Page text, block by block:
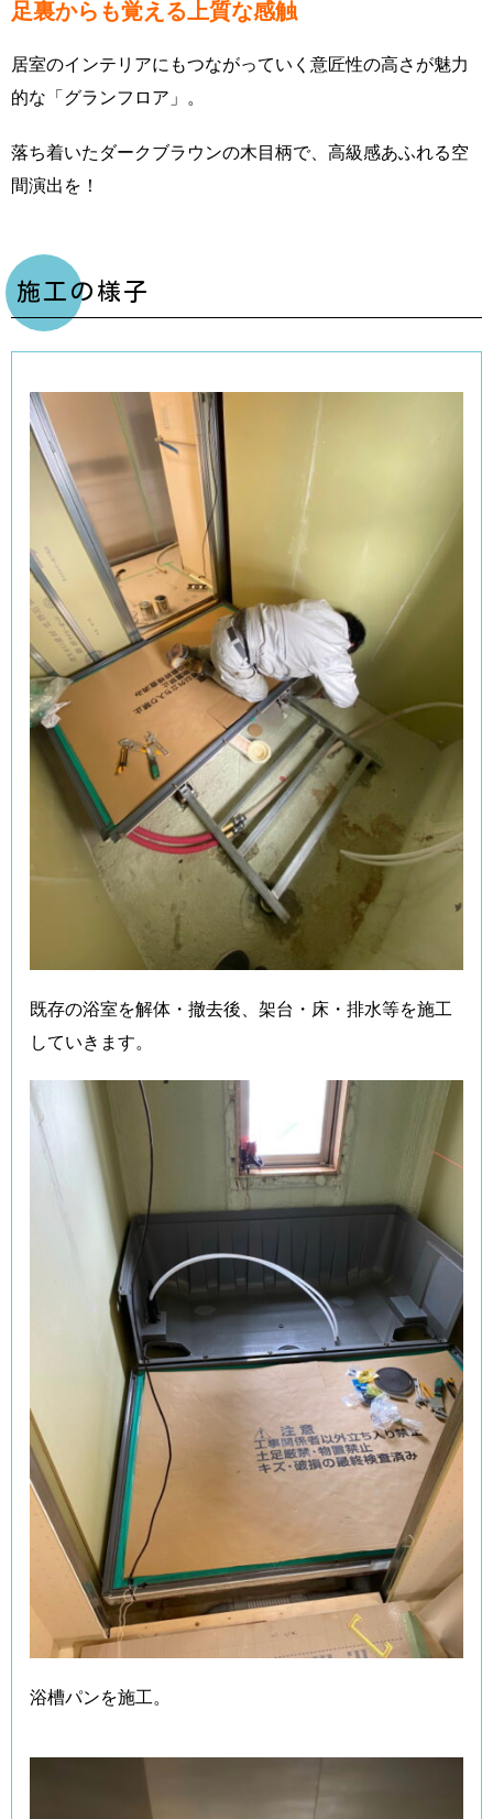
足裏からも覚える上質な感触
居室のインテリアにもつながっていく意匠性の高さが魅力
的な「グランフロア」。
落ち着いたダークブラウンの木目柄で、高級感あふれる空
間演出を！
施工の様子
既存の浴室を解体・撤去後、架台・床・排水等を施工
していきます。
浴槽パンを施工。